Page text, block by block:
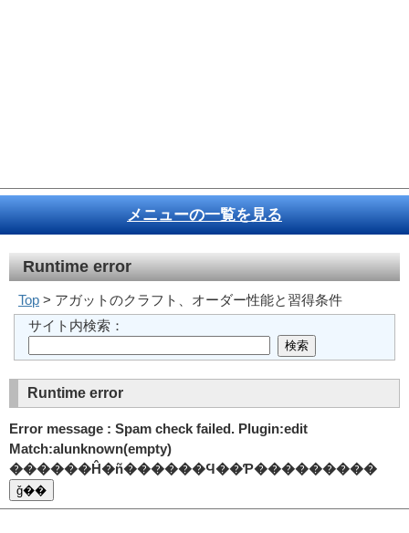
メニューの一覧を見る
Runtime error
Top > アガットのクラフト、オーダー性能と習得条件
サイト内検索：
Runtime error
Error message : Spam check failed. Plugin:edit
Match:alunknown(empty)
������Ĥ�ñ������Ϥ��Ƥ���������